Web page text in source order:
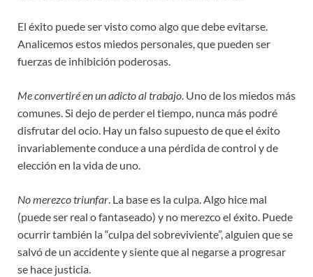
El éxito puede ser visto como algo que debe evitarse.
Analicemos estos miedos personales, que pueden ser
fuerzas de inhibición poderosas.
Me convertiré en un adicto al trabajo. Uno de los miedos más
comunes. Si dejo de perder el tiempo, nunca más podré
disfrutar del ocio. Hay un falso supuesto de que el éxito
invariablemente conduce a una pérdida de control y de
elección en la vida de uno.
No merezco triunfar. La base es la culpa. Algo hice mal
(puede ser real o fantaseado) y no merezco el éxito. Puede
ocurrir también la “culpa del sobreviviente”, alguien que se
salvó de un accidente y siente que al negarse a progresar
se hace justicia.